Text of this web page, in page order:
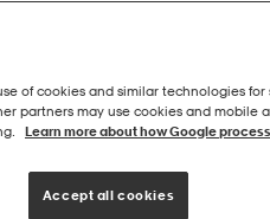
of cookies and similar technologies
partners may use cookies and mobile
Learn more about how Google
Accept all cookies